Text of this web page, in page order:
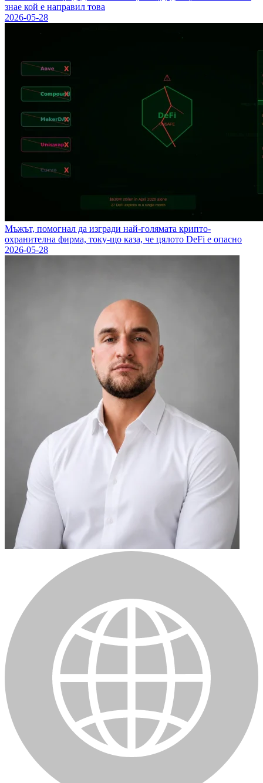
знае кой е направил това
2026-05-28
Мъжът, помогнал да изгради най-голямата крипто-
охранителна фирма, току-що каза, че цялото DeFi е опасно
2026-05-28